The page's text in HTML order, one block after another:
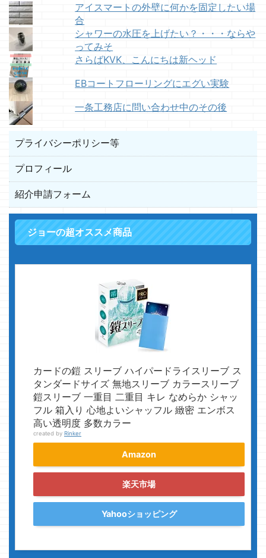
アイスマートの外壁に何かを固定したい場
合
シャワーの水圧を上げたい？・・・ならや
ってみそ
さらばKVK、こんにちは新ヘッド
EBコートフローリングにエグい実験
一条工務店に問い合わせ中のその後
プライバシーポリシー等
プロフィール
紹介申請フォーム
ジョーの超オススメ商品
カードの鎧 スリーブ ハイパードライスリーブ ス
タンダードサイズ 無地スリーブ カラースリーブ
鎧スリーブ 一重目 二重目 キレ なめらか シャッ
フル 箱入り 心地よいシャッフル 緻密 エンボス
高い透明度 多数カラー
created by Rinker
Amazon
楽天市場
Yahooショッピング